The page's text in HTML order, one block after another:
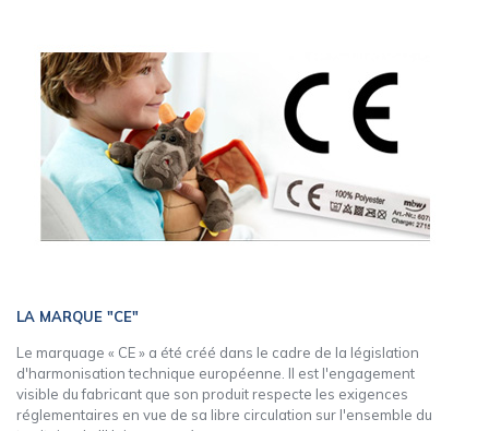
LA MARQUE "CE"
Le marquage « CE » a été créé dans le cadre de la législation
d'harmonisation technique européenne. ll est l'engagement
visible du fabricant que son produit respecte les exigences
réglementaires en vue de sa libre circulation sur l'ensemble du